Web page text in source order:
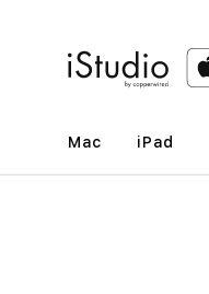
Mac iPad